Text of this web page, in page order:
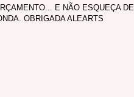
E NÃO ESQUEÇA DE
OBRIGADA ALEARTS